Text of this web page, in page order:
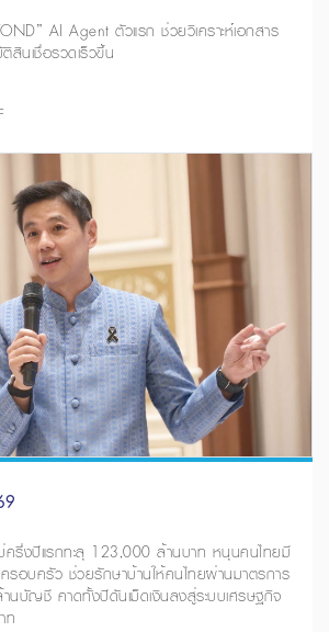
AI Agent ตัวแรก ช่วยวิเคราะห์เอกสาร
นเชื่อรวดเร็วขึ้น
ครึ่งปีแรกทะลุ 123,000 ล้านบาท หนุนคนไทยมี
รอบครัว ช่วยรักษาบ้านให้คนไทยผ่านมาตรการ
นบัญชี คาดทั้งปีดันเม็ดเงินลงสู่ระบบเศรษฐกิจ
ท